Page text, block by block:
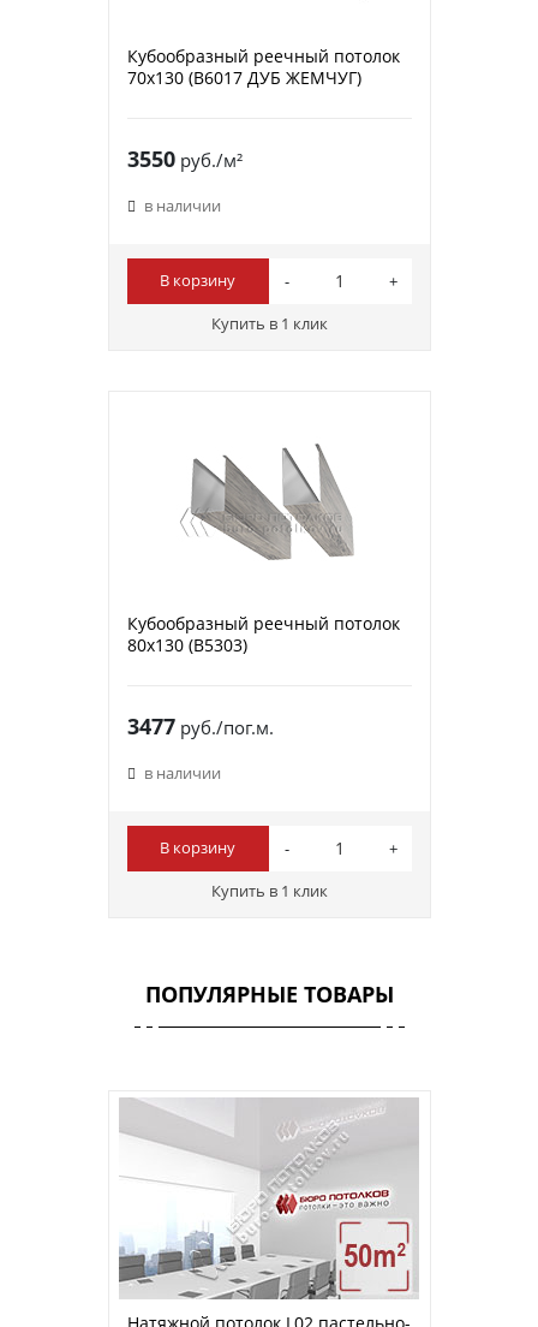
Кубообразный реечный потолок
70х130 (B6017 ДУБ ЖЕМЧУГ)
3550руб./м²
в наличии
В корзину
Купить в 1 клик
Кубообразный реечный потолок
80х130 (B5303)
3477руб./пог.м.
в наличии
В корзину
Купить в 1 клик
ПОПУЛЯРНЫЕ ТОВАРЫ